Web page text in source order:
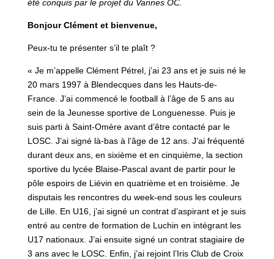
été conquis par le projet du Vannes OC.
Bonjour Clément et bienvenue,
Peux-tu te présenter s’il te plaît ?
« Je m’appelle Clément Pétrel, j’ai 23 ans et je suis né le
20 mars 1997 à Blendecques dans les Hauts-de-
France. J’ai commencé le football à l’âge de 5 ans au
sein de la Jeunesse sportive de Longuenesse. Puis je
suis parti à Saint-Omère avant d’être contacté par le
LOSC. J’ai signé là-bas à l’âge de 12 ans. J’ai fréquenté
durant deux ans, en sixième et en cinquième, la section
sportive du lycée Blaise-Pascal avant de partir pour le
pôle espoirs de Liévin en quatrième et en troisième. Je
disputais les rencontres du week-end sous les couleurs
de Lille. En U16, j’ai signé un contrat d’aspirant et je suis
entré au centre de formation de Luchin en intégrant les
U17 nationaux. J’ai ensuite signé un contrat stagiaire de
3 ans avec le LOSC. Enfin, j’ai rejoint l’Iris Club de Croix